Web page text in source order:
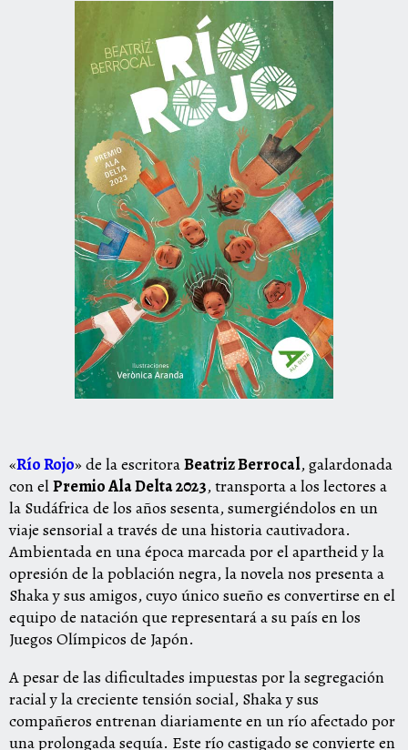
«Río Rojo» de la escritoraBeatriz Berrocal, galardonada
con elPremio Ala Delta 2023, transporta a los lectores a
la Sudáfrica de los años sesenta, sumergiéndolos en un
viaje sensorial a través de una historia cautivadora.
Ambientada en una época marcada por el apartheid y la
opresión de la población negra, la novela nos presenta a
Shaka y sus amigos, cuyo único sueño es convertirse en el
equipo de natación que representará a su país en los
Juegos Olímpicos de Japón.
A pesar de las dificultades impuestas por la segregación
racial y la creciente tensión social, Shaka y sus
compañeros entrenan diariamente en un río afectado por
una prolongada sequía. Este río castigado se convierte en